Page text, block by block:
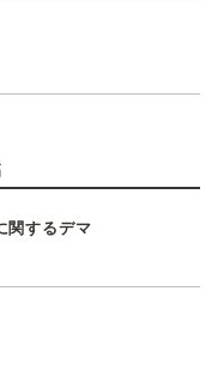
関するデマ